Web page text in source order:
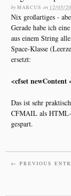
by MARCUS on 12/05/
Nix großartiges -
Gerade habe ich
aus einem String
Space-Klasse
ersetzt:
<cfset
Das ist sehr
CFMAIL als
gespart.
← PREVIOUS